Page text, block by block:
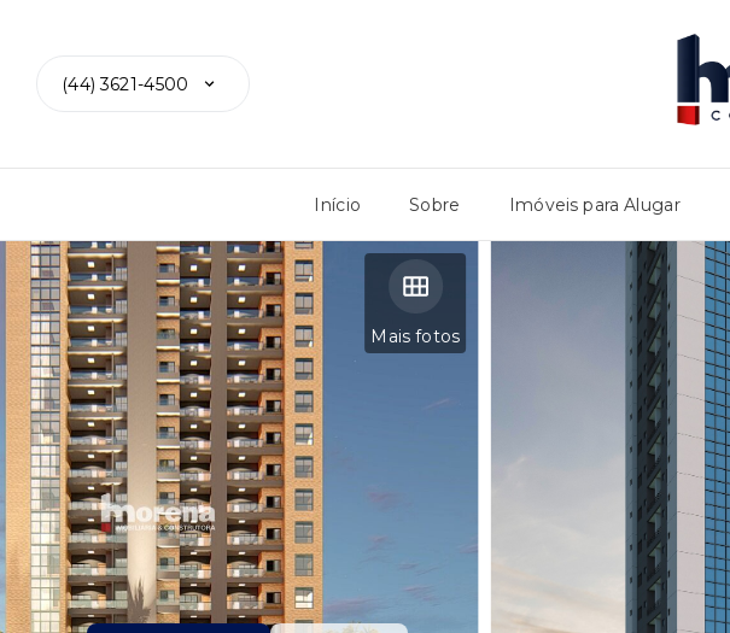
(44) 3621-4500
Início Sobre Imóveis para Alugar
Mais fotos